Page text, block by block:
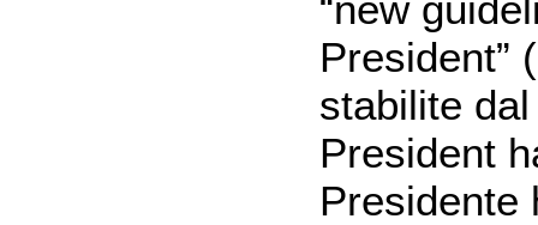
President”
stabilite
President
Presidente